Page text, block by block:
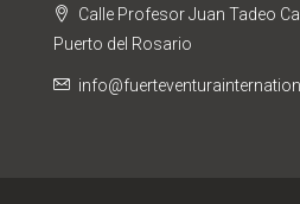
Calle Profesor Juan Tadeo
Puerto del Rosario